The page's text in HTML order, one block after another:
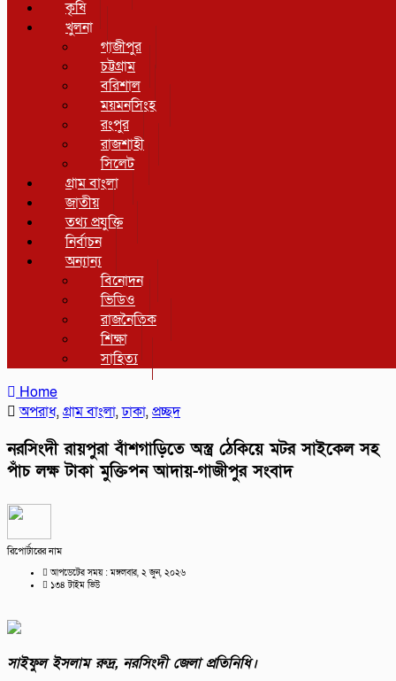
কৃষি
খুলনা
গাজীপুর
চট্টগ্রাম
বরিশাল
ময়মনসিংহ
রংপুর
রাজশাহী
সিলেট
গ্রাম বাংলা
জাতীয়
তথ্য প্রযুক্তি
নির্বাচন
অন্যান্য
বিনোদন
ভিডিও
রাজনৈতিক
শিক্ষা
সাহিত্য
Home
অপরাধ,গ্রাম বাংলা,ঢাকা,প্রচ্ছদ
নরসিংদী রায়পুরা বাঁশগাড়িতে অস্ত্র ঠেকিয়ে মটর সাইকেল সহ
পাঁচ লক্ষ টাকা মুক্তিপন আদায়-গাজীপুর সংবাদ
রিপোর্টারের নাম
আপডেটের সময় : মঙ্গলবার, ২ জুন, ২০২৬
১৩৪ টাইম ভিউ
সাইফুল ইসলাম রুদ্র, নরসিংদী জেলা প্রতিনিধি।